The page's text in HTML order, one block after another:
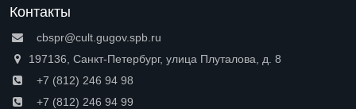
Контакты
cbspr@cult.gugov.spb.ru
197136, Санкт-Петербург, улица Плуталова, д. 8
+7 (812) 246 94 98
+7 (812) 246 94 99